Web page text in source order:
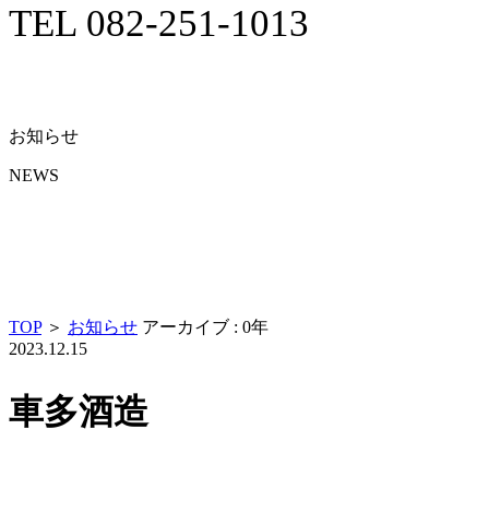
TEL 082-251-1013
お知らせ
NEWS
TOP＞ お知らせ アーカイブ : 0年
2023.12.15
車多酒造